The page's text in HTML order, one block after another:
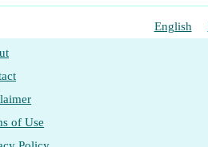
English
of Use